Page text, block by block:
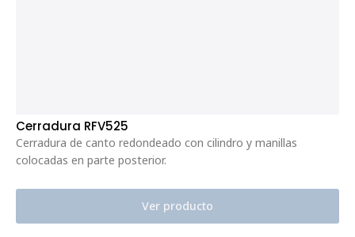
Cerradura RFV525
Cerradura de canto redondeado con cilindro y manillas
colocadas en parte posterior.
Ver producto